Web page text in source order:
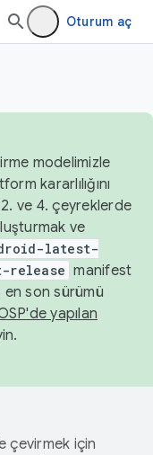
Oturum aç
modelimizle
kararlılığını
ve 4. çeyreklerde
ve
latest-
release manifest
en son sürümü
yapılan
çevirmek için